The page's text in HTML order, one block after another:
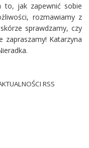
to, jak zapewnić sobie
rozmawiamy z
sprawdzamy, czy
Katarzyna
RSS